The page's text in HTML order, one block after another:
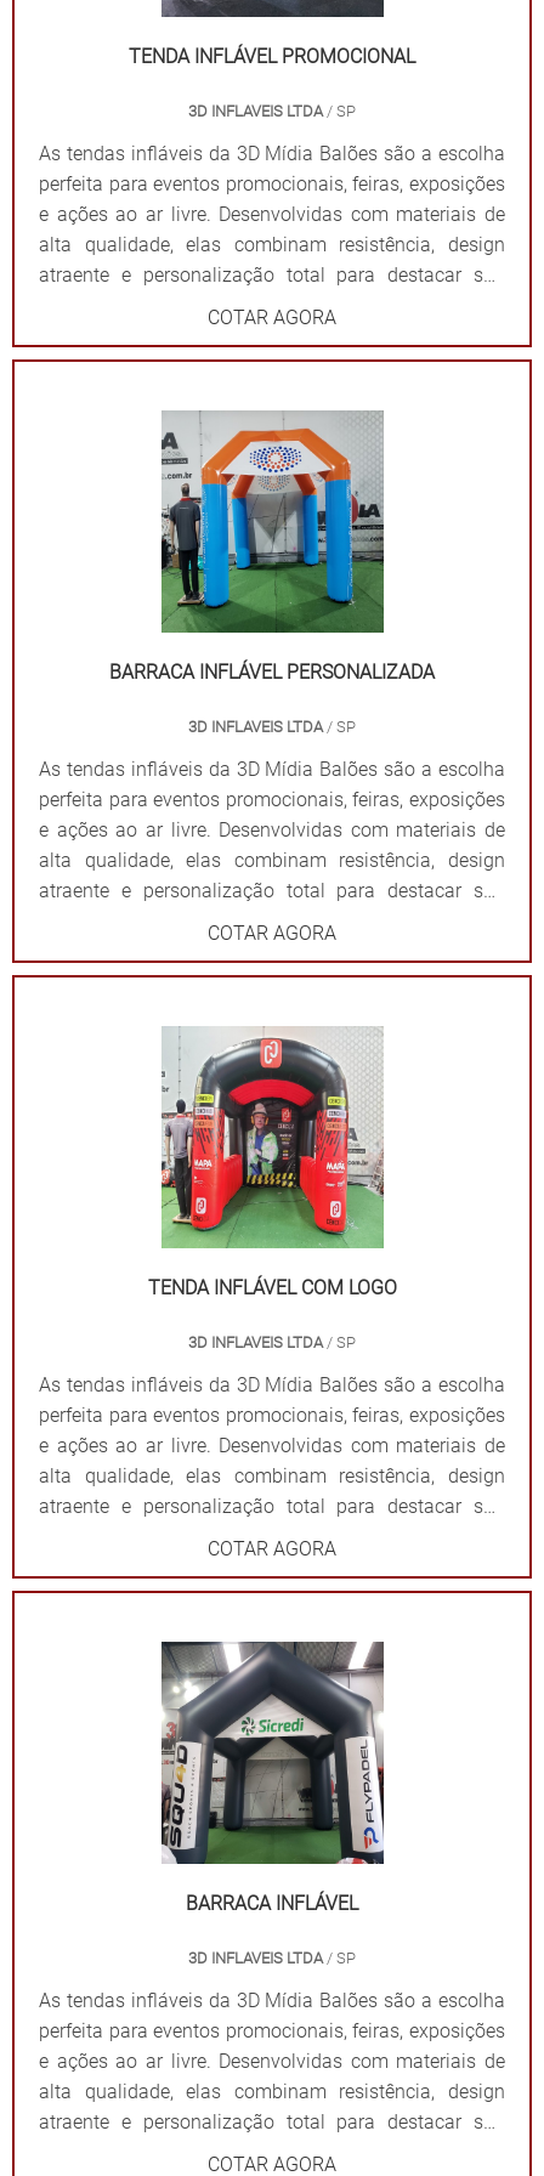
materiais resistentes para uso frequente. Impacto
visual: Garantem destaque em meio a qualquer
inesquecível com uma solução que combina
funcionalidade e impacto visual!
TENDA INFLÁVEL PROMOCIONAL
3D INFLAVEIS LTDA/ SP
As tendas infláveis da 3D Mídia Balões são a escolha
perfeita para eventos promocionais, feiras, exposições
e ações ao ar livre. Desenvolvidas com materiais de
alta qualidade, elas combinam resistência, design
atraente e personalização total para destacar sua
marca de forma impactante. Cada tenda é projetada
ampla visibilidade com cores vibrantes e áreas
mensagem. Além de proteger contra sol ou chuva,
elas criam um ponto de referência visual que atrai o
público e fortalece sua presença em qualquer evento.
Por que escolher as tendas infláveis da 3D Mídia
impressões exclusivas. Praticidade: Fácil transporte,
montagem e desmontagem. Durabilidade: Feitas com
materiais resistentes para uso frequente. Impacto
visual: Garantem destaque em meio a qualquer
inesquecível com uma solução que combina
funcionalidade e impacto visual!
COTAR AGORA
BARRACA INFLÁVEL PERSONALIZADA
3D INFLAVEIS LTDA/ SP
As tendas infláveis da 3D Mídia Balões são a escolha
perfeita para eventos promocionais, feiras, exposições
e ações ao ar livre. Desenvolvidas com materiais de
alta qualidade, elas combinam resistência, design
atraente e personalização total para destacar sua
marca de forma impactante. Cada tenda é projetada
ampla visibilidade com cores vibrantes e áreas
mensagem. Além de proteger contra sol ou chuva,
elas criam um ponto de referência visual que atrai o
público e fortalece sua presença em qualquer evento.
Por que escolher as tendas infláveis da 3D Mídia
impressões exclusivas. Praticidade: Fácil transporte,
montagem e desmontagem. Durabilidade: Feitas com
materiais resistentes para uso frequente. Impacto
visual: Garantem destaque em meio a qualquer
inesquecível com uma solução que combina
funcionalidade e impacto visual!
COTAR AGORA
TENDA INFLÁVEL COM LOGO
3D INFLAVEIS LTDA/ SP
As tendas infláveis da 3D Mídia Balões são a escolha
perfeita para eventos promocionais, feiras, exposições
e ações ao ar livre. Desenvolvidas com materiais de
alta qualidade, elas combinam resistência, design
atraente e personalização total para destacar sua
marca de forma impactante. Cada tenda é projetada
ampla visibilidade com cores vibrantes e áreas
mensagem. Além de proteger contra sol ou chuva,
elas criam um ponto de referência visual que atrai o
público e fortalece sua presença em qualquer evento.
Por que escolher as tendas infláveis da 3D Mídia
impressões exclusivas. Praticidade: Fácil transporte,
montagem e desmontagem. Durabilidade: Feitas com
materiais resistentes para uso frequente. Impacto
visual: Garantem destaque em meio a qualquer
inesquecível com uma solução que combina
funcionalidade e impacto visual!
COTAR AGORA
BARRACA INFLÁVEL
3D INFLAVEIS LTDA/ SP
As tendas infláveis da 3D Mídia Balões são a escolha
perfeita para eventos promocionais, feiras, exposições
e ações ao ar livre. Desenvolvidas com materiais de
alta qualidade, elas combinam resistência, design
atraente e personalização total para destacar sua
marca de forma impactante. Cada tenda é projetada
COTAR AGORA